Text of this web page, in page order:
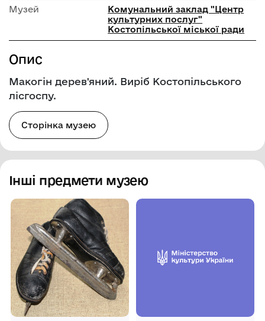
Музей
Комунальний заклад "Центр
культурних послуг"
Костопільської міської ради
Опис
Макогін дерев'яний. Виріб Костопільського
лісгоспу.
Сторінка музею
Інші предмети музею